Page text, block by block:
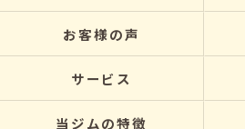
お客様の声
サービス
当ジムの特徴